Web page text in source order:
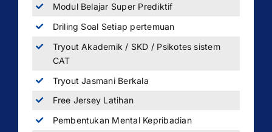
Modul Belajar Super Prediktif
Driling Soal Setiap pertemuan
Tryout Akademik / SKD / Psikotes sistem
CAT
Tryout Jasmani Berkala
Free Jersey Latihan
Pembentukan Mental Kepribadian